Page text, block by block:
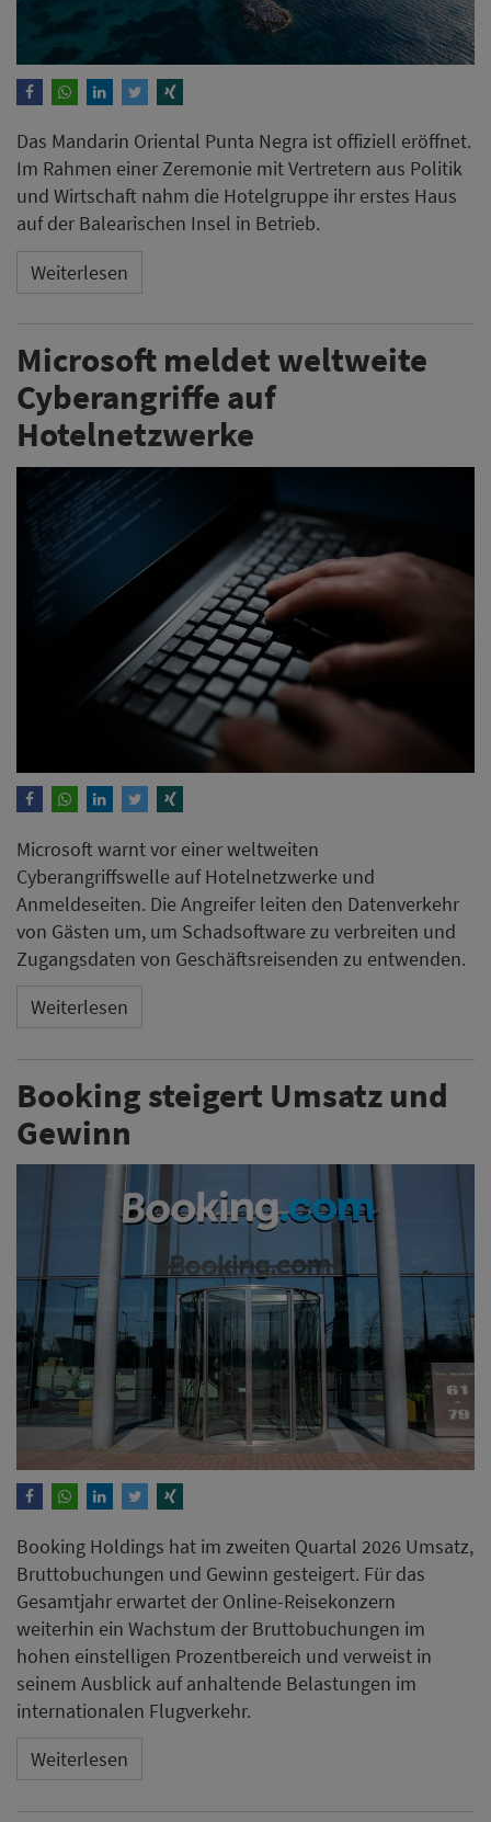
Das Mandarin Oriental Punta Negra ist offiziell eröffnet.
Im Rahmen einer Zeremonie mit Vertretern aus Politik
und Wirtschaft nahm die Hotelgruppe ihr erstes Haus
auf der Balearischen Insel in Betrieb.
Weiterlesen
Microsoft meldet weltweite
Cyberangriffe auf
Hotelnetzwerke
Microsoft warnt vor einer weltweiten
Cyberangriffswelle auf Hotelnetzwerke und
Anmeldeseiten. Die Angreifer leiten den Datenverkehr
von Gästen um, um Schadsoftware zu verbreiten und
Zugangsdaten von Geschäftsreisenden zu entwenden.
Weiterlesen
Booking steigert Umsatz und
Gewinn
Booking Holdings hat im zweiten Quartal 2026 Umsatz,
Bruttobuchungen und Gewinn gesteigert. Für das
Gesamtjahr erwartet der Online-Reisekonzern
weiterhin ein Wachstum der Bruttobuchungen im
hohen einstelligen Prozentbereich und verweist in
seinem Ausblick auf anhaltende Belastungen im
internationalen Flugverkehr.
Weiterlesen